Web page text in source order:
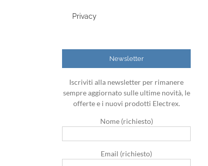
Privacy
Newsletter
Iscriviti alla newsletter per rimanere
sempre aggiornato sulle ultime novità, le
offerte e i nuovi prodotti Electrex.
Nome (richiesto)
Email (richiesto)